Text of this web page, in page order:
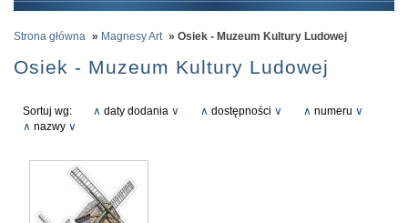
Strona główna » Magnesy Art » Osiek - Muzeum Kultury Ludowej
Osiek - Muzeum Kultury Ludowej
Sortuj wg: ∧ daty dodania ∨ ∧ dostępności ∨ ∧ numeru ∨
∧ nazwy ∨